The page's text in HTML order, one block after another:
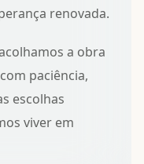
renovada.
a obra
paciência,
escolhas
viver em